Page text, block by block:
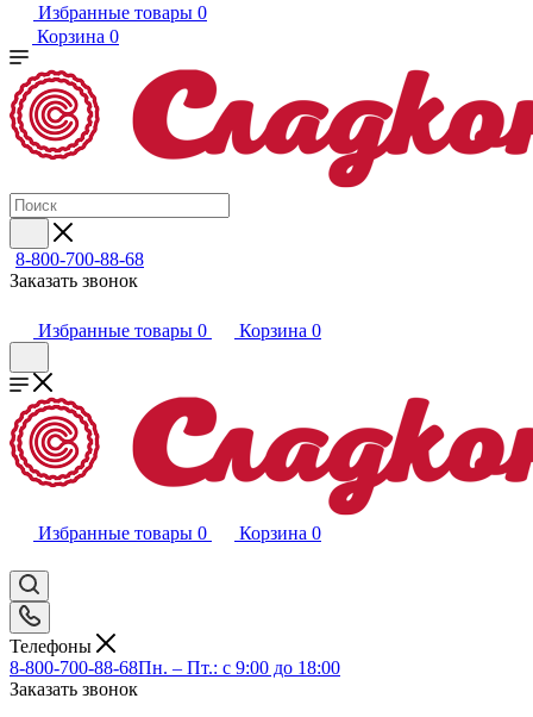
Избранные товары 0
Корзина 0
8-800-700-88-68
Заказать звонок
Избранные товары 0 Корзина 0
Избранные товары 0 Корзина 0
Телефоны
8-800-700-88-68Пн. – Пт.: с 9:00 до 18:00
Заказать звонок